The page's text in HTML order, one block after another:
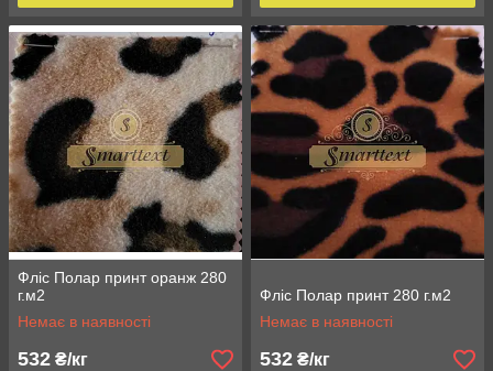
Фліс Полар принт оранж 280
г.м2
Немає в наявності
532 ₴/кг
Фліс Полар принт 280 г.м2
Немає в наявності
532 ₴/кг